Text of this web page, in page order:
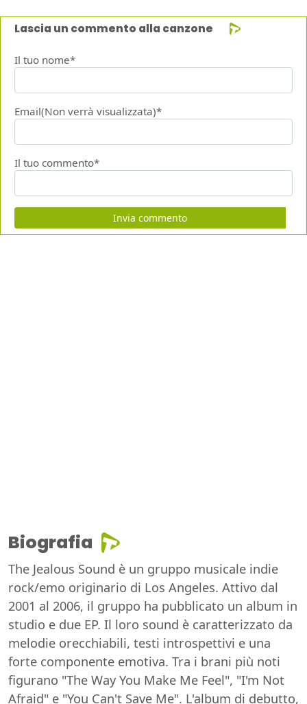
Lascia un commento alla canzone
Il tuo nome*
Email(Non verrà visualizzata)*
Il tuo commento*
Invia commento
Biografia
The Jealous Sound è un gruppo musicale indie
rock/emo originario di Los Angeles. Attivo dal
2001 al 2006, il gruppo ha pubblicato un album in
studio e due EP. Il loro sound è caratterizzato da
melodie orecchiabili, testi introspettivi e una
forte componente emotiva. Tra i brani più noti
figurano "The Way You Make Me Feel", "I'm Not
Afraid" e "You Can't Save Me". L'album di debutto,